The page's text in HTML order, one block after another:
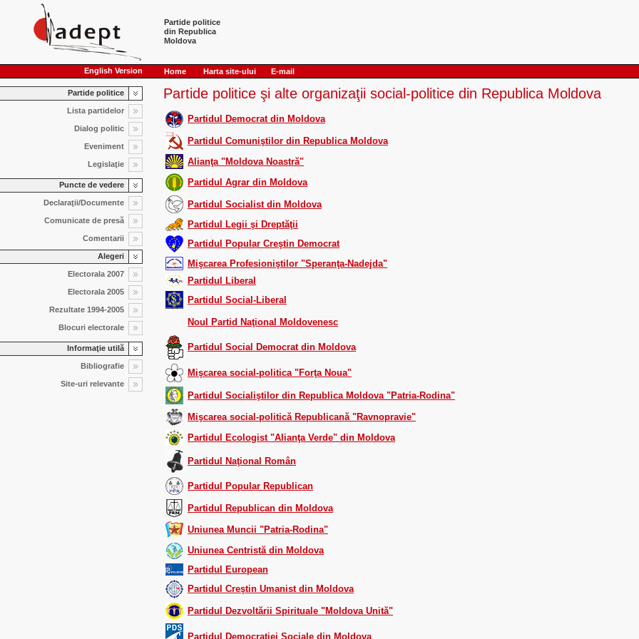
Partide politice
din Republica
Moldova
English Version Home Harta site-ului E-mail
Partide politice
Lista partidelor
Dialog politic
Eveniment
Legislaţie
Puncte de vedere
Declaraţii/Documente
Comunicate de presă
Comentarii
Alegeri
Electorala 2007
Electorala 2005
Rezultate 1994-2005
Blocuri electorale
Informaţie utilă
Bibliografie
Site-uri relevante
Partide politice şi alte organizaţii social-politice din Republica Moldova
Partidul Democrat din Moldova
Partidul Comuniştilor din Republica Moldova
Alianţa "Moldova Noastră"
Partidul Agrar din Moldova
Partidul Socialist din Moldova
Partidul Legii şi Dreptăţii
Partidul Popular Creştin Democrat
Mişcarea Profesioniştilor "Speranţa-Nadejda"
Partidul Liberal
Partidul Social-Liberal
Noul Partid Naţional Moldovenesc
Partidul Social Democrat din Moldova
Mişcarea social-politica "Forţa Noua"
Partidul Socialiştilor din Republica Moldova "Patria-Rodina"
Mişcarea social-politică Republicană "Ravnopravie"
Partidul Ecologist "Alianţa Verde" din Moldova
Partidul Naţional Român
Partidul Popular Republican
Partidul Republican din Moldova
Uniunea Muncii "Patria-Rodina"
Uniunea Centristă din Moldova
Partidul European
Partidul Creştin Umanist din Moldova
Partidul Dezvoltării Spirituale "Moldova Unită"
Partidul Democraţiei Sociale din Moldova